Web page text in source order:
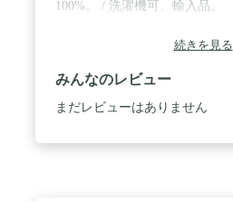
100%。 / 洗濯機可、輸入品。
続きを見る
みんなのレビュー
まだレビューはありません